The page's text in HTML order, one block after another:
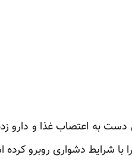
به اعتصاب غذا و دارو
با شرایط دشواری روبرو